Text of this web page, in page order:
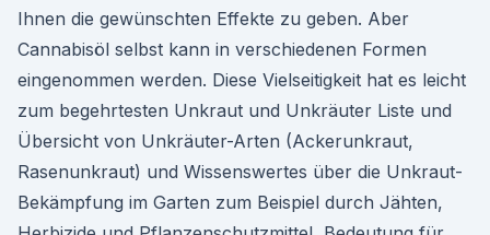
Ihnen die gewünschten Effekte zu geben. Aber
Cannabisöl selbst kann in verschiedenen Formen
eingenommen werden. Diese Vielseitigkeit hat es leicht
zum begehrtesten Unkraut und Unkräuter Liste und
Übersicht von Unkräuter-Arten (Ackerunkraut,
Rasenunkraut) und Wissenswertes über die Unkraut-
Bekämpfung im Garten zum Beispiel durch Jähten,